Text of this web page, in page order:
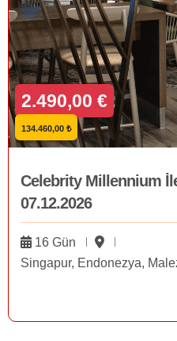
2.490,00 €
134.460,00 ₺
Celebrity Millennium
07.12.2026
16 Gün
Singapur, Endonezya,